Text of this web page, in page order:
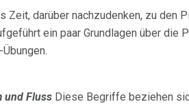
Zeit, darüber nachzudenken, zu den
ein paar Grundlagen über die
und Fluss Diese Begriffe beziehen